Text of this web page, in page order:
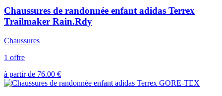
Chaussures de randonnée enfant adidas Terrex
Trailmaker Rain.Rdy
Chaussures
1 offre
à partir de 76.00 €